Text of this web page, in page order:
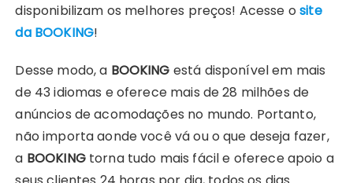
disponibilizam os melhores preços! Acesse osite
da BOOKING!
Desse modo, a BOOKING está disponível em mais
de 43 idiomas e oferece mais de 28 milhões de
anúncios de acomodações no mundo. Portanto,
não importa aonde você vá ou o que deseja fazer,
a BOOKINGtorna tudo mais fácil e oferece apoio a